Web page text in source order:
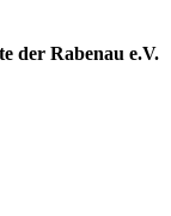
der Rabenau e.V.